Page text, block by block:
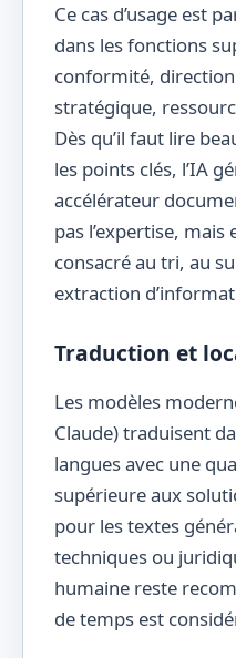
Ce cas d’usage est
dans les fonctions
conformité,
stratégique,
Dès qu’il faut lire
les points clés, l’IA
accélérateur
pas l’expertise,
consacré au tri, au
extraction
Traduction et
Les modèles
Claude) traduisent
langues avec une
supérieure aux
pour les textes
techniques ou
humaine reste
de temps est